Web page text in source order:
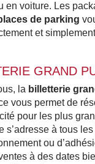
en voiture. Les
de parking
et
GRAND
la billetterie
vous permet de
pour les plus
s’adresse à tous
ou
à des dates